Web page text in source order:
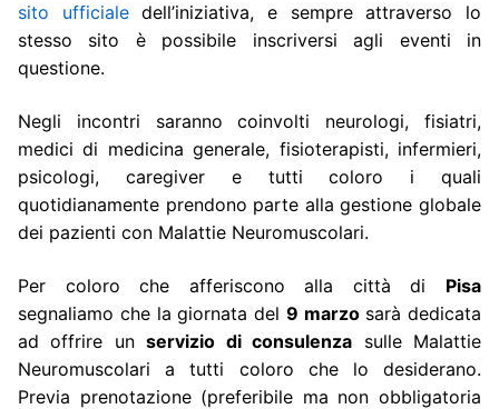
sito ufficialedell’iniziativa, e sempre attraverso lo
stesso sito è possibile inscriversi agli eventi in
questione.
Negli incontri saranno coinvolti neurologi, fisiatri,
medici di medicina generale, fisioterapisti, infermieri,
psicologi, caregiver e tutti coloro i quali
quotidianamente prendono parte alla gestione globale
dei pazienti con Malattie Neuromuscolari.
Per coloro che afferiscono alla città di Pisa
segnaliamo che la giornata del 9 marzosarà dedicata
ad offrire unservizio di consulenza sulle Malattie
Neuromuscolari a tutti coloro che lo desiderano.
Previa prenotazione (preferibile ma non obbligatoria